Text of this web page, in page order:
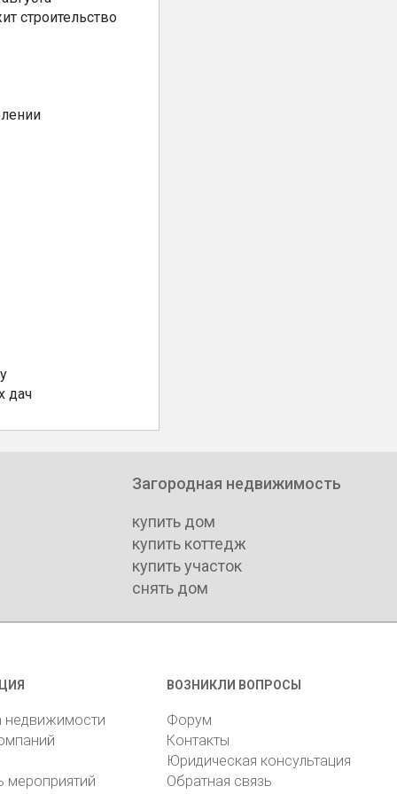
строительство
дач
Загородная недвижимость
купить дом
купить коттедж
купить участок
снять дом
недвижимости
мероприятий
ВОЗНИКЛИ ВОПРОСЫ
Форум
Контакты
Юридическая консультация
Обратная связь